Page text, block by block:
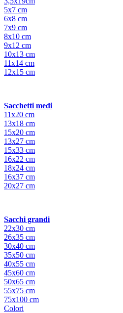
5x7 cm
6x8 cm
7x9 cm
8x10 cm
9x12 cm
10x13 cm
11x14 cm
12x15 cm
Sacchetti medi
11x20 cm
13x18 cm
15x20 cm
13x27 cm
15x33 cm
16x22 cm
18x24 cm
16x37 cm
20x27 cm
Sacchi grandi
22x30 cm
26x35 cm
30x40 cm
35x50 cm
40x55 cm
45x60 cm
50x65 cm
55x75 cm
75x100 cm
Colori